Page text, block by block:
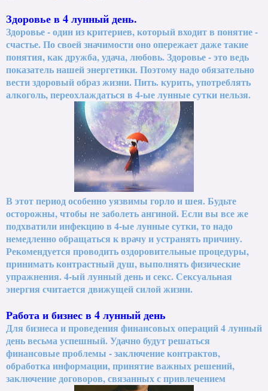
Здоровье в 4 лунный день.
Здоровье - один из критериев, который входит в понятие -
счастье. По своей значимости оно опережает даже такие
понятия, как дружба, удача, любовь. Здоровье - это ведь
показатель нашей энергетики. Поэтому надо обязательно
вести здоровый образ жизни. Пить. курить, употреблять
алкоголь, переохлаждаться в 4-ые лунные сутки нельзя.
В этот период особенно уязвимы горло и шея. Будьте
осторожны, чтобы не заболеть ангиной. Если вы все же
подхватили инфекцию в 4-ые лунные сутки, то надо
немедленно обращаться к врачу и устранять причину.
Рекомендуется проводить оздоровительные процедуры,
принимать контрастный душ, выполнять физические
упражнения. 4-ый лунный день и секс. Сексуальная
энергия считается движущей силой жизни.
Работа и бизнес в 4 лунный день
Для бизнеса и проведения финансовых операций 4 лунный
день весьма успешный. Удачно будут решаться
финансовые проблемы - заключение контрактов,
обработка информации, принятие важных решений,
заключение договоров, связанных с привлечением